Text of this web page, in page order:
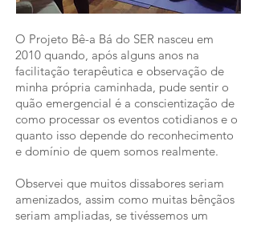
O Projeto Bê-a Bá do SER nasceu em
2010 quando, após alguns anos na
facilitação terapêutica e observação de
minha própria caminhada, pude sentir o
quão emergencial é a conscientização de
como processar os eventos cotidianos e o
quanto isso depende do reconhecimento
e domínio de quem somos realmente.
Observei que muitos dissabores seriam
amenizados, assim como muitas bênçãos
seriam ampliadas, se tivéssemos um